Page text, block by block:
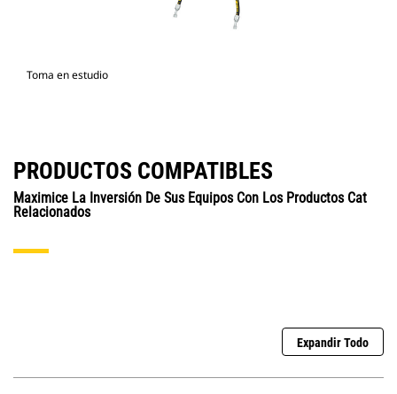
Toma en estudio
PRODUCTOS COMPATIBLES
Maximice La Inversión De Sus Equipos Con Los Productos Cat
Relacionados
Expandir Todo